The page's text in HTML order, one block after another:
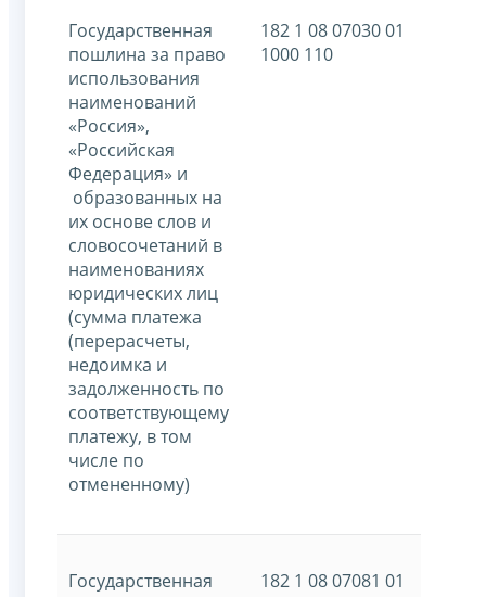
Государственная
пошлина за право
использования
наименований
«Россия»,
«Российская
Федерация» и
образованных на
их основе слов и
словосочетаний в
наименованиях
юридических лиц
(сумма платежа
(перерасчеты,
недоимка и
задолженность по
соответствующему
платежу, в том
числе по
отмененному)
182 1 08 07030 01
1000 110
Государственная
182 1 08 07081 01